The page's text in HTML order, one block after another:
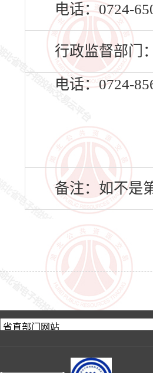
电话：0724-
行政监督部门
电话：0724-
备注：如不是